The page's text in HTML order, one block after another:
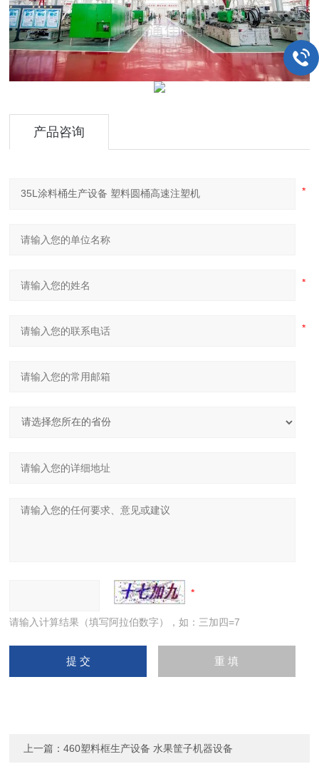
产品咨询
请输入计算结果（填写阿拉伯数字），如：三加四=7
上一篇：460塑料框生产设备 水果筐子机器设备